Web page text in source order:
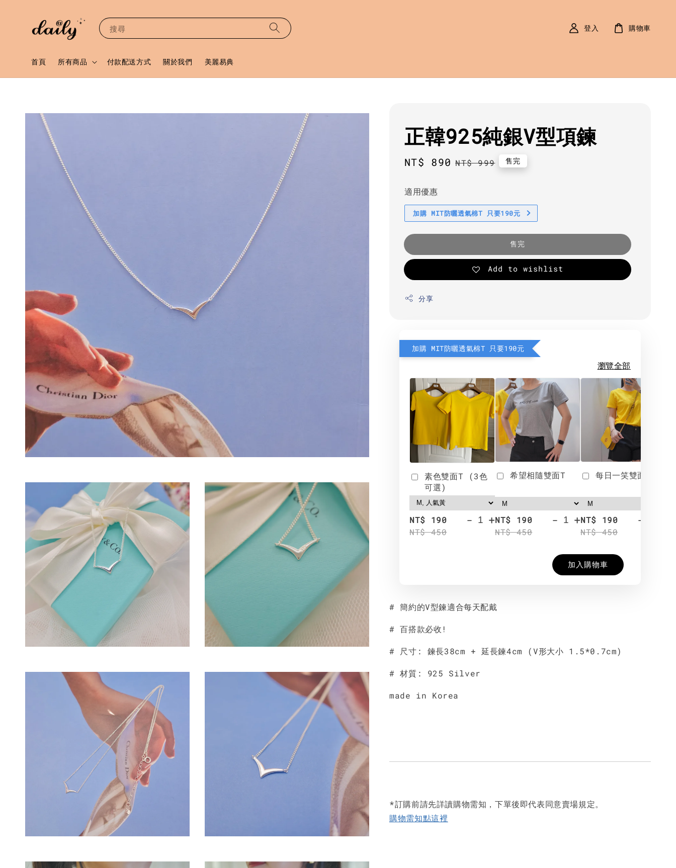
搜尋
首頁 所有商品 付款配送方式 關於我們 美麗易典
登入 購物車
正韓925純銀V型項鍊
Sale
NT$ 890 Regular
NT$ 999 售完
適用優惠
加購 MIT防曬透氣棉T 只要190元
售完
Add to wishlist
分享
加購 MIT防曬透氣棉T 只要190元
瀏覽全部
素色雙面T (3色
可選)
NT$ 190
NT$ 450
- +
希望相隨雙面T
NT$ 190
NT$ 450
- +
每日一笑雙面T
NT$ 190
NT$ 450
-
加入購物車
# 簡約的V型鍊適合每天配戴
# 百搭款必收!
# 尺寸: 鍊長38cm + 延長鍊4cm (V形大小 1.5*0.7cm)
# 材質: 925 Silver
made in Korea
*訂購前請先詳讀購物需知，下單後即代表同意賣場規定。
購物需知點這裡